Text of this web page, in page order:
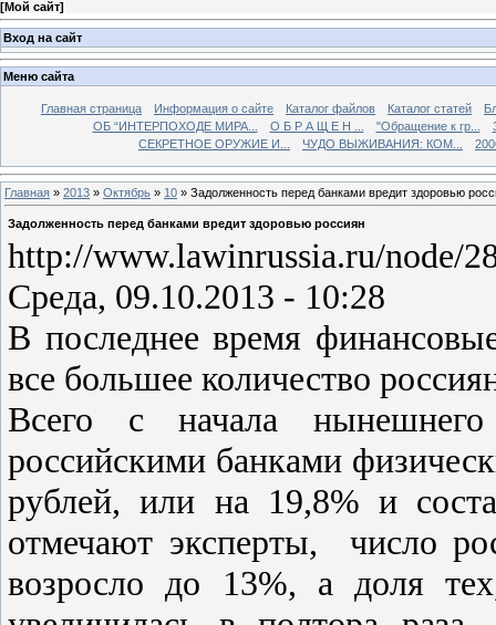
[Мой сайт]
Вход на сайт
Меню сайта
Главная страница Информация о сайте Каталог файлов Каталог статей
ОБ “ИНТЕРПОХОДЕ МИРА...
О Б Р А Щ Е Н ... "Обращение к гр...
СЕКРЕТНОЕ ОРУЖИЕ И...
ЧУДО ВЫЖИВАНИЯ: КОМ...
Главная » 2013 » Октябрь » 10 » Задолженность перед банками вредит здоровью
Задолженность перед банками вредит здоровью россиян
http://www.lawinrussia.ru/node/
Среда, 09.10.2013 - 10:28
В последнее время
все большее количество
Всего с начала
российскими банками
рублей, или на 19,8% и
отмечают эксперты, число
возросло до 13%, а доля